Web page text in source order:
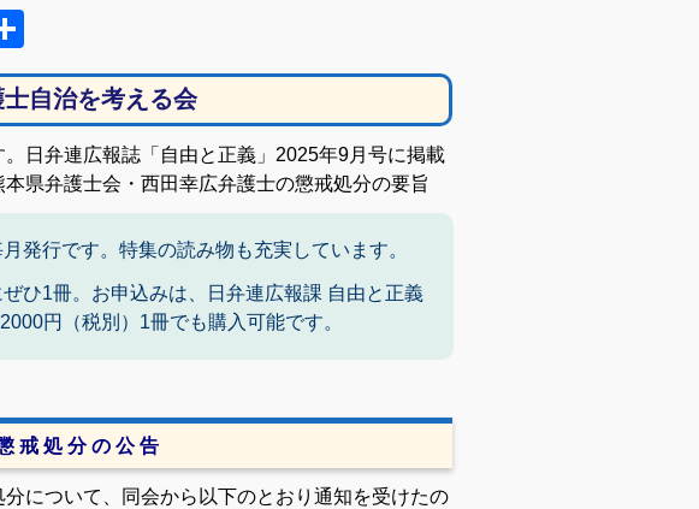
有
自治を考える会
日弁連広報誌「自由と正義」2025年9月号に掲載
県弁護士会・西田幸広弁護士の懲戒処分の要旨
発行です。特集の読み物も充実しています。
ひ1冊。お申込みは、日弁連広報課 自由と正義
円（税別）1冊でも購入可能です。
戒 処 分 の 公 告
について、同会から以下のとおり通知を受けたの